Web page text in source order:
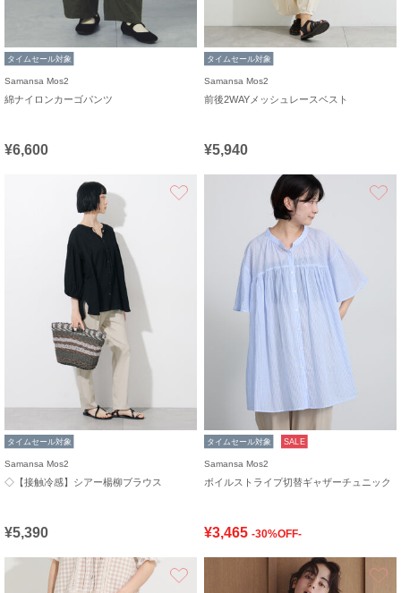
タイムセール対象
Samansa Mos2
綿ナイロンカーゴパンツ
¥6,600
タイムセール対象
Samansa Mos2
前後2WAYメッシュレースベスト
¥5,940
タイムセール対象
Samansa Mos2
◇【接触冷感】シアー楊柳ブラウス
¥5,390
タイムセール対象 SALE
Samansa Mos2
ボイルストライプ切替ギャザーチュニック
¥3,465 -30%OFF-